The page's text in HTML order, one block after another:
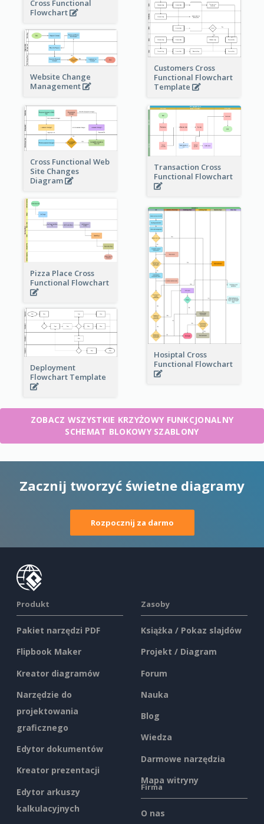
Cross Functional
Flowchart
Customers Cross
Functional Flowchart
Template
Website Change
Management
Cross Functional Web
Site Changes
Diagram
Transaction Cross
Functional Flowchart
Pizza Place Cross
Functional Flowchart
Hosiptal Cross
Functional Flowchart
Deployment
Flowchart Template
ZOBACZ WSZYSTKIE KRZYŻOWY FUNKCJONALNY
SCHEMAT BLOKOWY SZABLONY
Zacznij tworzyć świetne diagramy
Rozpocznij za darmo
Produkt
Pakiet narzędzi PDF
Flipbook Maker
Kreator diagramów
Narzędzie do
projektowania
graficznego
Edytor dokumentów
Kreator prezentacji
Edytor arkuszy
kalkulacyjnych
Zasoby
Książka / Pokaz slajdów
Projekt / Diagram
Forum
Nauka
Blog
Wiedza
Darmowe narzędzia
Mapa witryny
Firma
O nas